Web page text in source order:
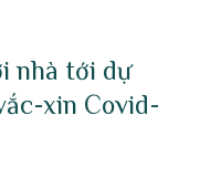
nhà tới dự
xin Covid-